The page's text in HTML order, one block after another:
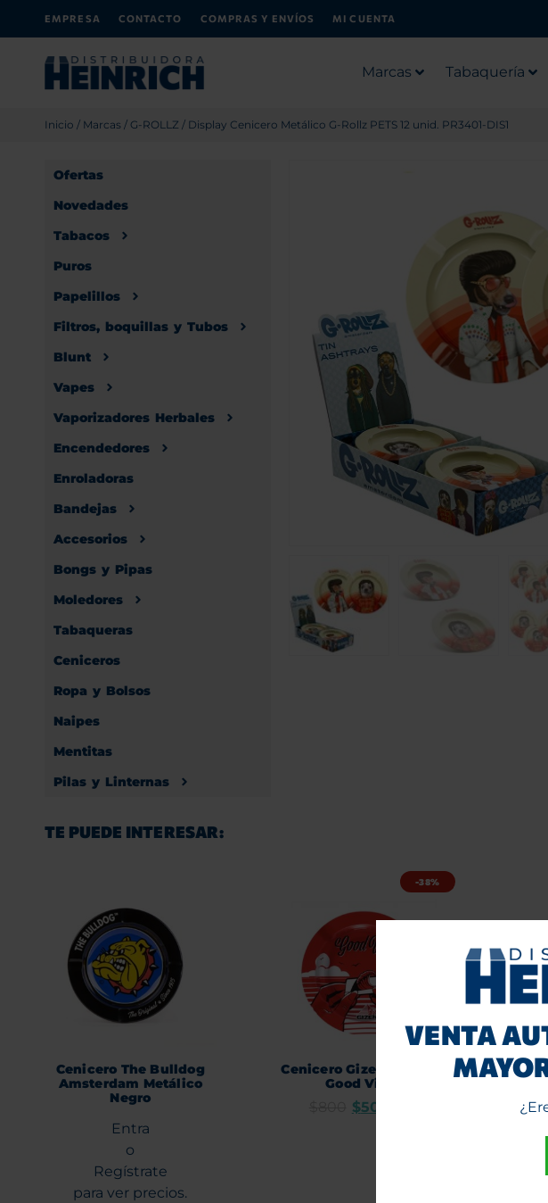
VENTA
EMPRESA CONTACTO COMPRAS Y ENVÍOS MI CUENTA
Marcas Tabaquería
Inicio / Marcas / G-ROLLZ / Display Cenicero Metálico G-Rollz PETS 12 unid. PR3401-DIS1
Ofertas
Novedades
Tabacos
Puros
Papelillos
Filtros, boquillas y Tubos
Blunt
Vapes
Vaporizadores Herbales
Encendedores
Enroladoras
Bandejas
Accesorios
Bongs y Pipas
Moledores
Tabaqueras
Ceniceros
Ropa y Bolsos
Naipes
Mentitas
Pilas y Linternas
TE PUEDE INTERESAR:
Cenicero The Bulldog
Amsterdam Metálico
Negro
Entra
o
Regístrate
para ver precios.
-38%
Cenicero Gizeh Metálico
Good Vibes
$500
12